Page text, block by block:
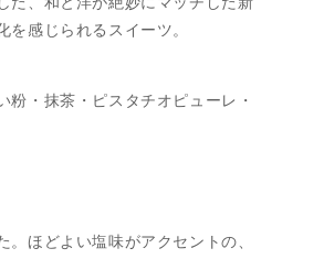
感じられるスイーツ。
・抹茶・ピスタチオピューレ・
ほどよい塩味がアクセントの、